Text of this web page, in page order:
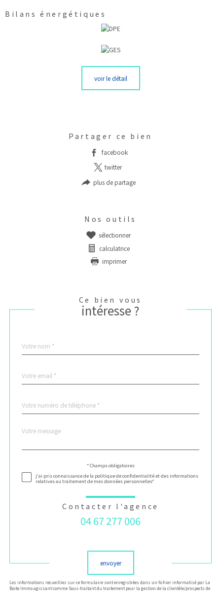
Bilans énergétiques
voir le détail
Partager ce bien
facebook
twitter
plus de partage
Nos outils
sélectionner
calculatrice
imprimer
Ce bien vous
intéresse ?
par
*
*
*
Fieldset
Message
*
* Champs obligatoires
j'ai pris connaissance de la politique de confidentialité et des informations
relatives au traitement de mes données personnelles*
Contacter l'agence
04 67 277 006
envoyer
Les informations recueillies sur ce formulaire sont enregistrées dans un fichier informatisé par La
Boite Immo agissant comme Sous-traitant du traitement pour la gestion de la clientèle/prospects de